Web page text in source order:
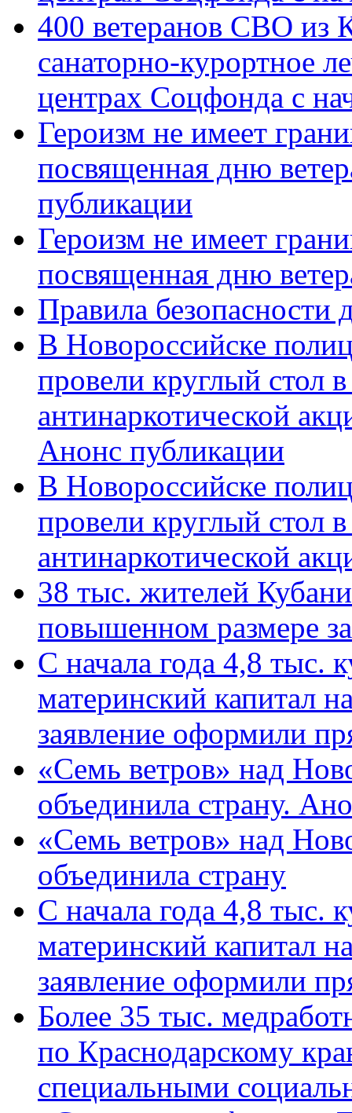
400 ветеранов СВО из
санаторно-курортное
центрах Соцфонда с
Героизм не имеет
посвященная дню
публикации
Героизм не имеет
посвященная дню
Правила безопасности
В Новороссийске
провели круглый стол
антинаркотической
Анонс публикации
В Новороссийске
провели круглый стол
антинаркотической
38 тыс. жителей
повышенном размере
С начала года 4,8 тыс.
материнский капитал
заявление оформили
«Семь ветров» над
объединила страну.
«Семь ветров» над
объединила страну
С начала года 4,8 тыс.
материнский капитал
заявление оформили
Более 35 тыс.
по Краснодарскому
специальными